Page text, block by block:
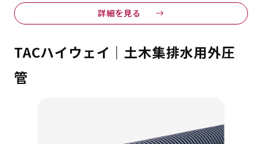
詳細を見る
TACハイウェイ｜土木集排水用外圧
管